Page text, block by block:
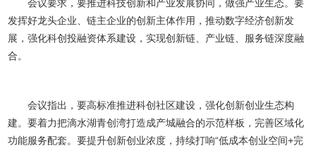
会议要求，要推进科技创新和产业发展协同，做强产业生态。要
发挥好龙头企业、链主企业的创新主体作用，推动数字经济创新发
展，强化科创投融资体系建设，实现创新链、产业链、服务链深度融
合。
会议指出，要高标准推进科创社区建设，强化创新创业生态构
建。要着力把滴水湖青创湾打造成产城融合的示范样板，完善区域化
功能服务配套。要提升创新创业浓度，持续打响“低成本创业空间+完